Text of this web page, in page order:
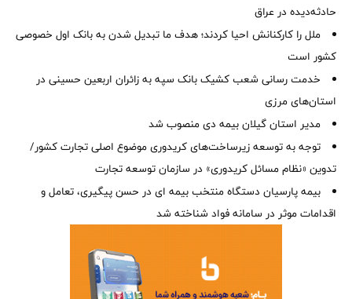
حادثه‌دیده در عراق
ملل را کارکنانش احیا کردند؛ هدف ما تبدیل شدن به بانک اول خصوصی
کشور است
خدمت رسانی شعب کشیک بانک سپه به زائران اربعین حسینی در
استان‌‌های مرزی
‌مدیر استان گیلان بیمه دی منصوب شد
توجه به توسعه زیرساخت‌های کریدوری موضوع اصلی تجارت کشور/
تدوین «نظام مسائل کریدوری» در سازمان توسعه تجارت
بیمه پارسیان دستگاه منتخب بیمه ای در حسن پیگیری، تعامل و
اقدامات موثر در سامانه فواد شناخته شد